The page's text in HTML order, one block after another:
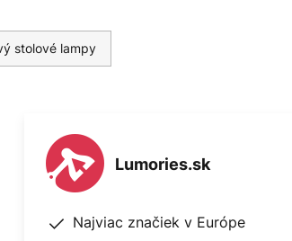
stolové lampy
Lumories.sk
Najviac značiek v Európe